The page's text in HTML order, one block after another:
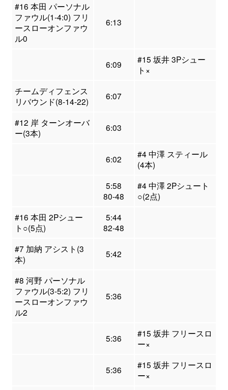
#16 本田 パーソナル
ファウル(1-4:0) フリ
ースローオンファウ
ル0
6:13
6:09
#15 坂井 3Pシュー
ト×
チームディフェンス
リバウンド(8-14-22)
6:07
#12 岸 ターンオーバ
ー(3本)
6:03
6:02
#4 中澤 スティール
(4本)
5:58
80-48
#4 中澤 2Pシュート
○(2点)
#16 本田 2Pシュー
ト○(5点)
5:44
82-48
#7 加納 アシスト(3
本)
5:42
#8 河野 パーソナル
ファウル(3-5:2) フリ
ースローオンファウ
ル2
5:36
5:36
#15 坂井 フリースロ
ー×
5:36
#15 坂井 フリースロ
ー×